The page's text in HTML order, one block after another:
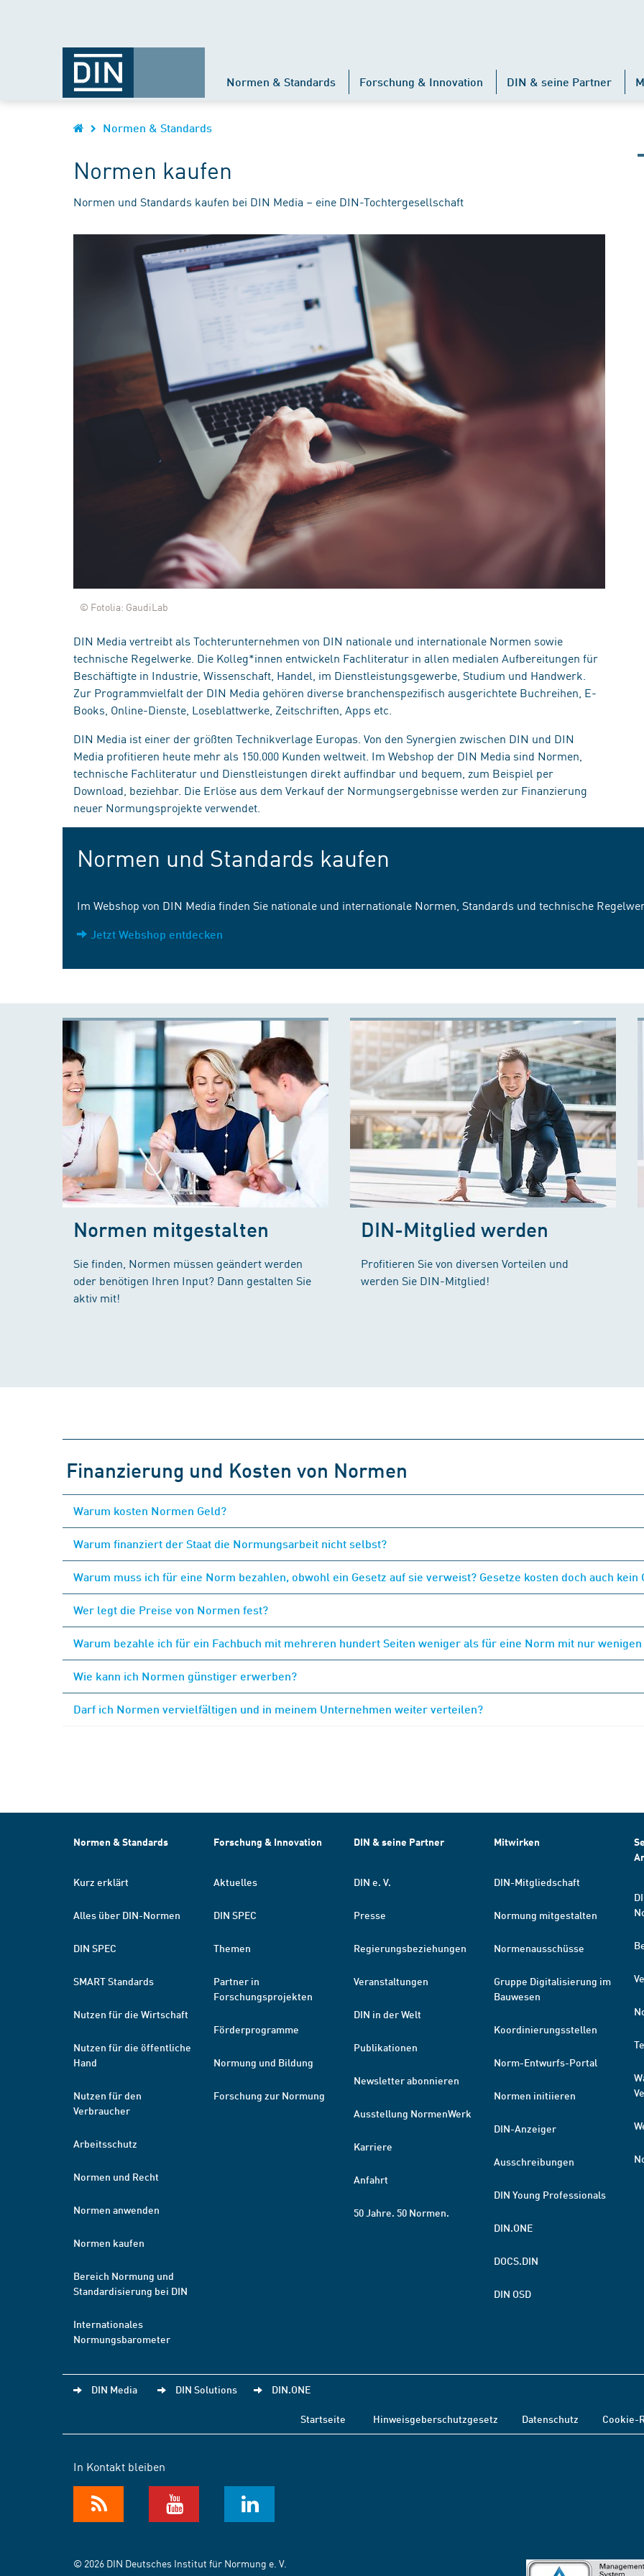
Normen & Standards Forschung & Innovation DIN & seine Partner
Normen & Standards
Normen kaufen
Normen und Standards kaufen bei DIN Media – eine DIN-Tochtergesellschaft
© Fotolia: GaudiLab
DIN Media vertreibt als Tochterunternehmen von DIN nationale und internationale Normen sowie
technische Regelwerke. Die Kolleg*innen entwickeln Fachliteratur in allen medialen Aufbereitungen für
Beschäftigte in Industrie, Wissenschaft, Handel, im Dienstleistungsgewerbe, Studium und Handwerk.
Zur Programmvielfalt der DIN Media gehören diverse branchenspezifisch ausgerichtete Buchreihen, E-
Books, Online-Dienste, Loseblattwerke, Zeitschriften, Apps etc.
DIN Media ist einer der größten Technikverlage Europas. Von den Synergien zwischen DIN und DIN
Media profitieren heute mehr als 150.000 Kunden weltweit. Im Webshop der DIN Media sind Normen,
technische Fachliteratur und Dienstleistungen direkt auffindbar und bequem, zum Beispiel per
Download, beziehbar. Die Erlöse aus dem Verkauf der Normungsergebnisse werden zur Finanzierung
neuer Normungsprojekte verwendet.
Normen und Standards kaufen
Im Webshop von DIN Media finden Sie nationale und internationale Normen, Standards und technische
Jetzt Webshop entdecken
Normen mitgestalten
Sie finden, Normen müssen geändert werden
oder benötigen Ihren Input? Dann gestalten Sie
aktiv mit!
DIN-Mitglied werden
Profitieren Sie von diversen Vorteilen und
werden Sie DIN-Mitglied!
Finanzierung und Kosten von Normen
Warum kosten Normen Geld?
Warum finanziert der Staat die Normungsarbeit nicht selbst?
Warum muss ich für eine Norm bezahlen, obwohl ein Gesetz auf sie verweist? Gesetze kosten doch auch kein
Wer legt die Preise von Normen fest?
Warum bezahle ich für ein Fachbuch mit mehreren hundert Seiten weniger als für eine Norm mit nur wenigen
Wie kann ich Normen günstiger erwerben?
Darf ich Normen vervielfältigen und in meinem Unternehmen weiter verteilen?
Normen & Standards
Kurz erklärt
Alles über DIN-Normen
DIN SPEC
SMART Standards
Nutzen für die Wirtschaft
Nutzen für die öffentliche
Hand
Nutzen für den
Verbraucher
Arbeitsschutz
Normen und Recht
Normen anwenden
Normen kaufen
Bereich Normung und
Standardisierung bei DIN
Internationales
Normungsbarometer
Forschung & Innovation
Aktuelles
DIN SPEC
Themen
Partner in
Forschungsprojekten
Förderprogramme
Normung und Bildung
Forschung zur Normung
DIN & seine Partner
DIN e. V.
Presse
Regierungsbeziehungen
Veranstaltungen
DIN in der Welt
Publikationen
Newsletter abonnieren
Ausstellung NormenWerk
Karriere
Anfahrt
50 Jahre. 50 Normen.
Mitwirken
DIN-Mitgliedschaft
Normung mitgestalten
Normenausschüsse
Gruppe Digitalisierung im
Bauwesen
Koordinierungsstellen
Norm-Entwurfs-Portal
Normen initiieren
DIN-Anzeiger
Ausschreibungen
DIN Young Professionals
DIN.ONE
DOCS.DIN
DIN OSD
DIN Media DIN Solutions DIN.ONE
Startseite Hinweisgeberschutzgesetz Datenschutz Cookie-
In Kontakt bleiben
© 2026 DIN Deutsches Institut für Normung e. V.